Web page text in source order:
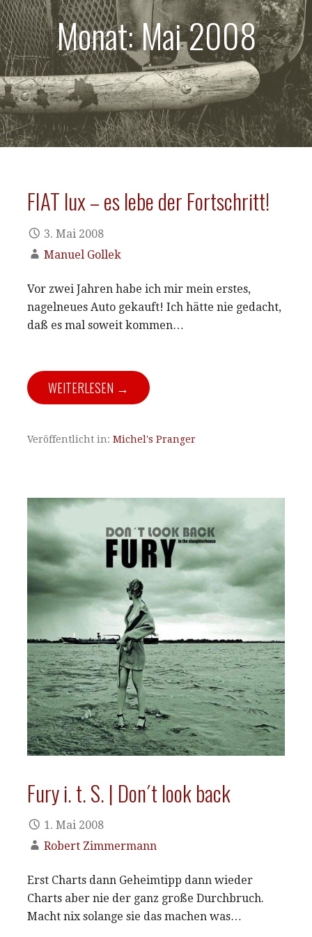
Monat: Mai 2008
FIAT lux – es lebe der Fortschritt!
3. Mai 2008
Manuel Gollek
Vor zwei Jahren habe ich mir mein erstes,
nagelneues Auto gekauft! Ich hätte nie gedacht,
daß es mal soweit kommen…
WEITERLESEN →
Veröffentlicht in: Michel's Pranger
Fury i. t. S. | Don´t look back
1. Mai 2008
Robert Zimmermann
Erst Charts dann Geheimtipp dann wieder
Charts aber nie der ganz große Durchbruch.
Macht nix solange sie das machen was…